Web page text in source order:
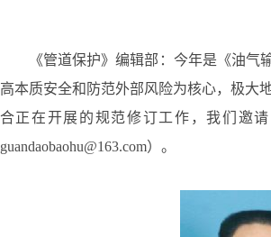
《管道保护》编辑部：今年是《油
高本质安全和防范外部风险为核心，极大
合正在开展的规范修订工作，我们邀
guandaobaohu@163.com）。